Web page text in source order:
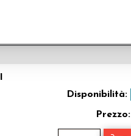
Disponibilità:
Prezzo: